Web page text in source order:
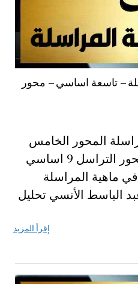
– تاسعة اساسي – محور
المحور الخامس
التراسل شرح نصوص محور التراسل 9 اساسي
ماهية المراسلة
الباسط الأنسي تحليل
إقرأ المزيد